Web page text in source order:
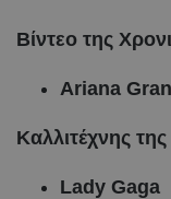
Βίντεο της
Ariana
Καλλιτέχνης
Lady Gaga